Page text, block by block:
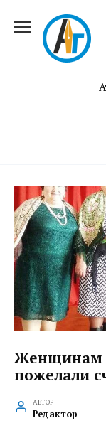
содержанию
Женщинам
пожелали
АВТОР
Редактор